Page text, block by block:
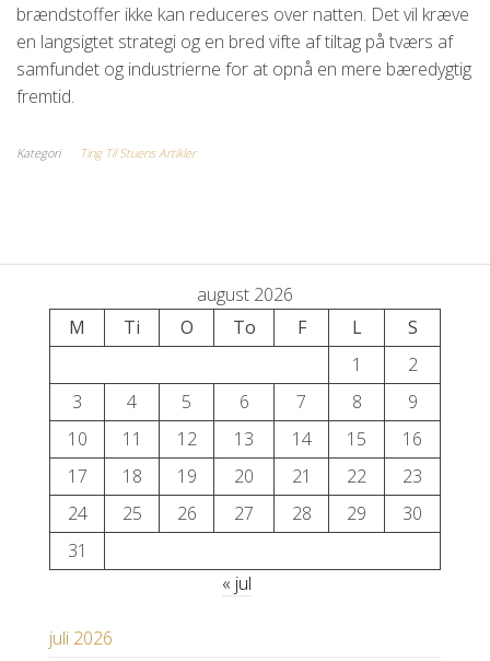
brændstoffer ikke kan reduceres over natten. Det vil kræve
en langsigtet strategi og en bred vifte af tiltag på tværs af
samfundet og industrierne for at opnå en mere bæredygtig
fremtid.
Kategori Ting Til Stuens Artikler
august 2026
M
Ti O To F L
S
1
2
3
4 5 6 7 8
9
10
11 12 13 14 15
16
17
18 19 20 21 22
23
24
25 26 27 28 29
30
31
« jul
juli 2026